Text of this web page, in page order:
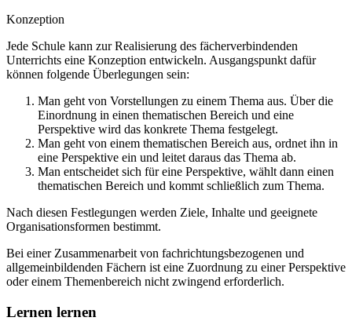
Konzeption
Jede Schule kann zur Realisierung des fächerverbindenden
Unterrichts eine Konzeption entwickeln. Ausgangspunkt dafür
können folgende Überlegungen sein:
Man geht von Vorstellungen zu einem Thema aus. Über die
Einordnung in einen thematischen Bereich und eine
Perspektive wird das konkrete Thema festgelegt.
Man geht von einem thematischen Bereich aus, ordnet ihn in
eine Perspektive ein und leitet daraus das Thema ab.
Man entscheidet sich für eine Perspektive, wählt dann einen
thematischen Bereich und kommt schließlich zum Thema.
Nach diesen Festlegungen werden Ziele, Inhalte und geeignete
Organisationsformen bestimmt.
Bei einer Zusammenarbeit von fachrichtungsbezogenen und
allgemeinbildenden Fächern ist eine Zuordnung zu einer Perspektive
oder einem Themenbereich nicht zwingend erforderlich.
Lernen lernen